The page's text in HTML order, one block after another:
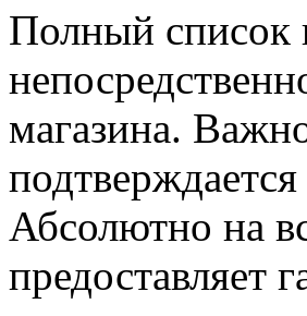
Полный список
магазина.
Абсолютно на
предоставляет